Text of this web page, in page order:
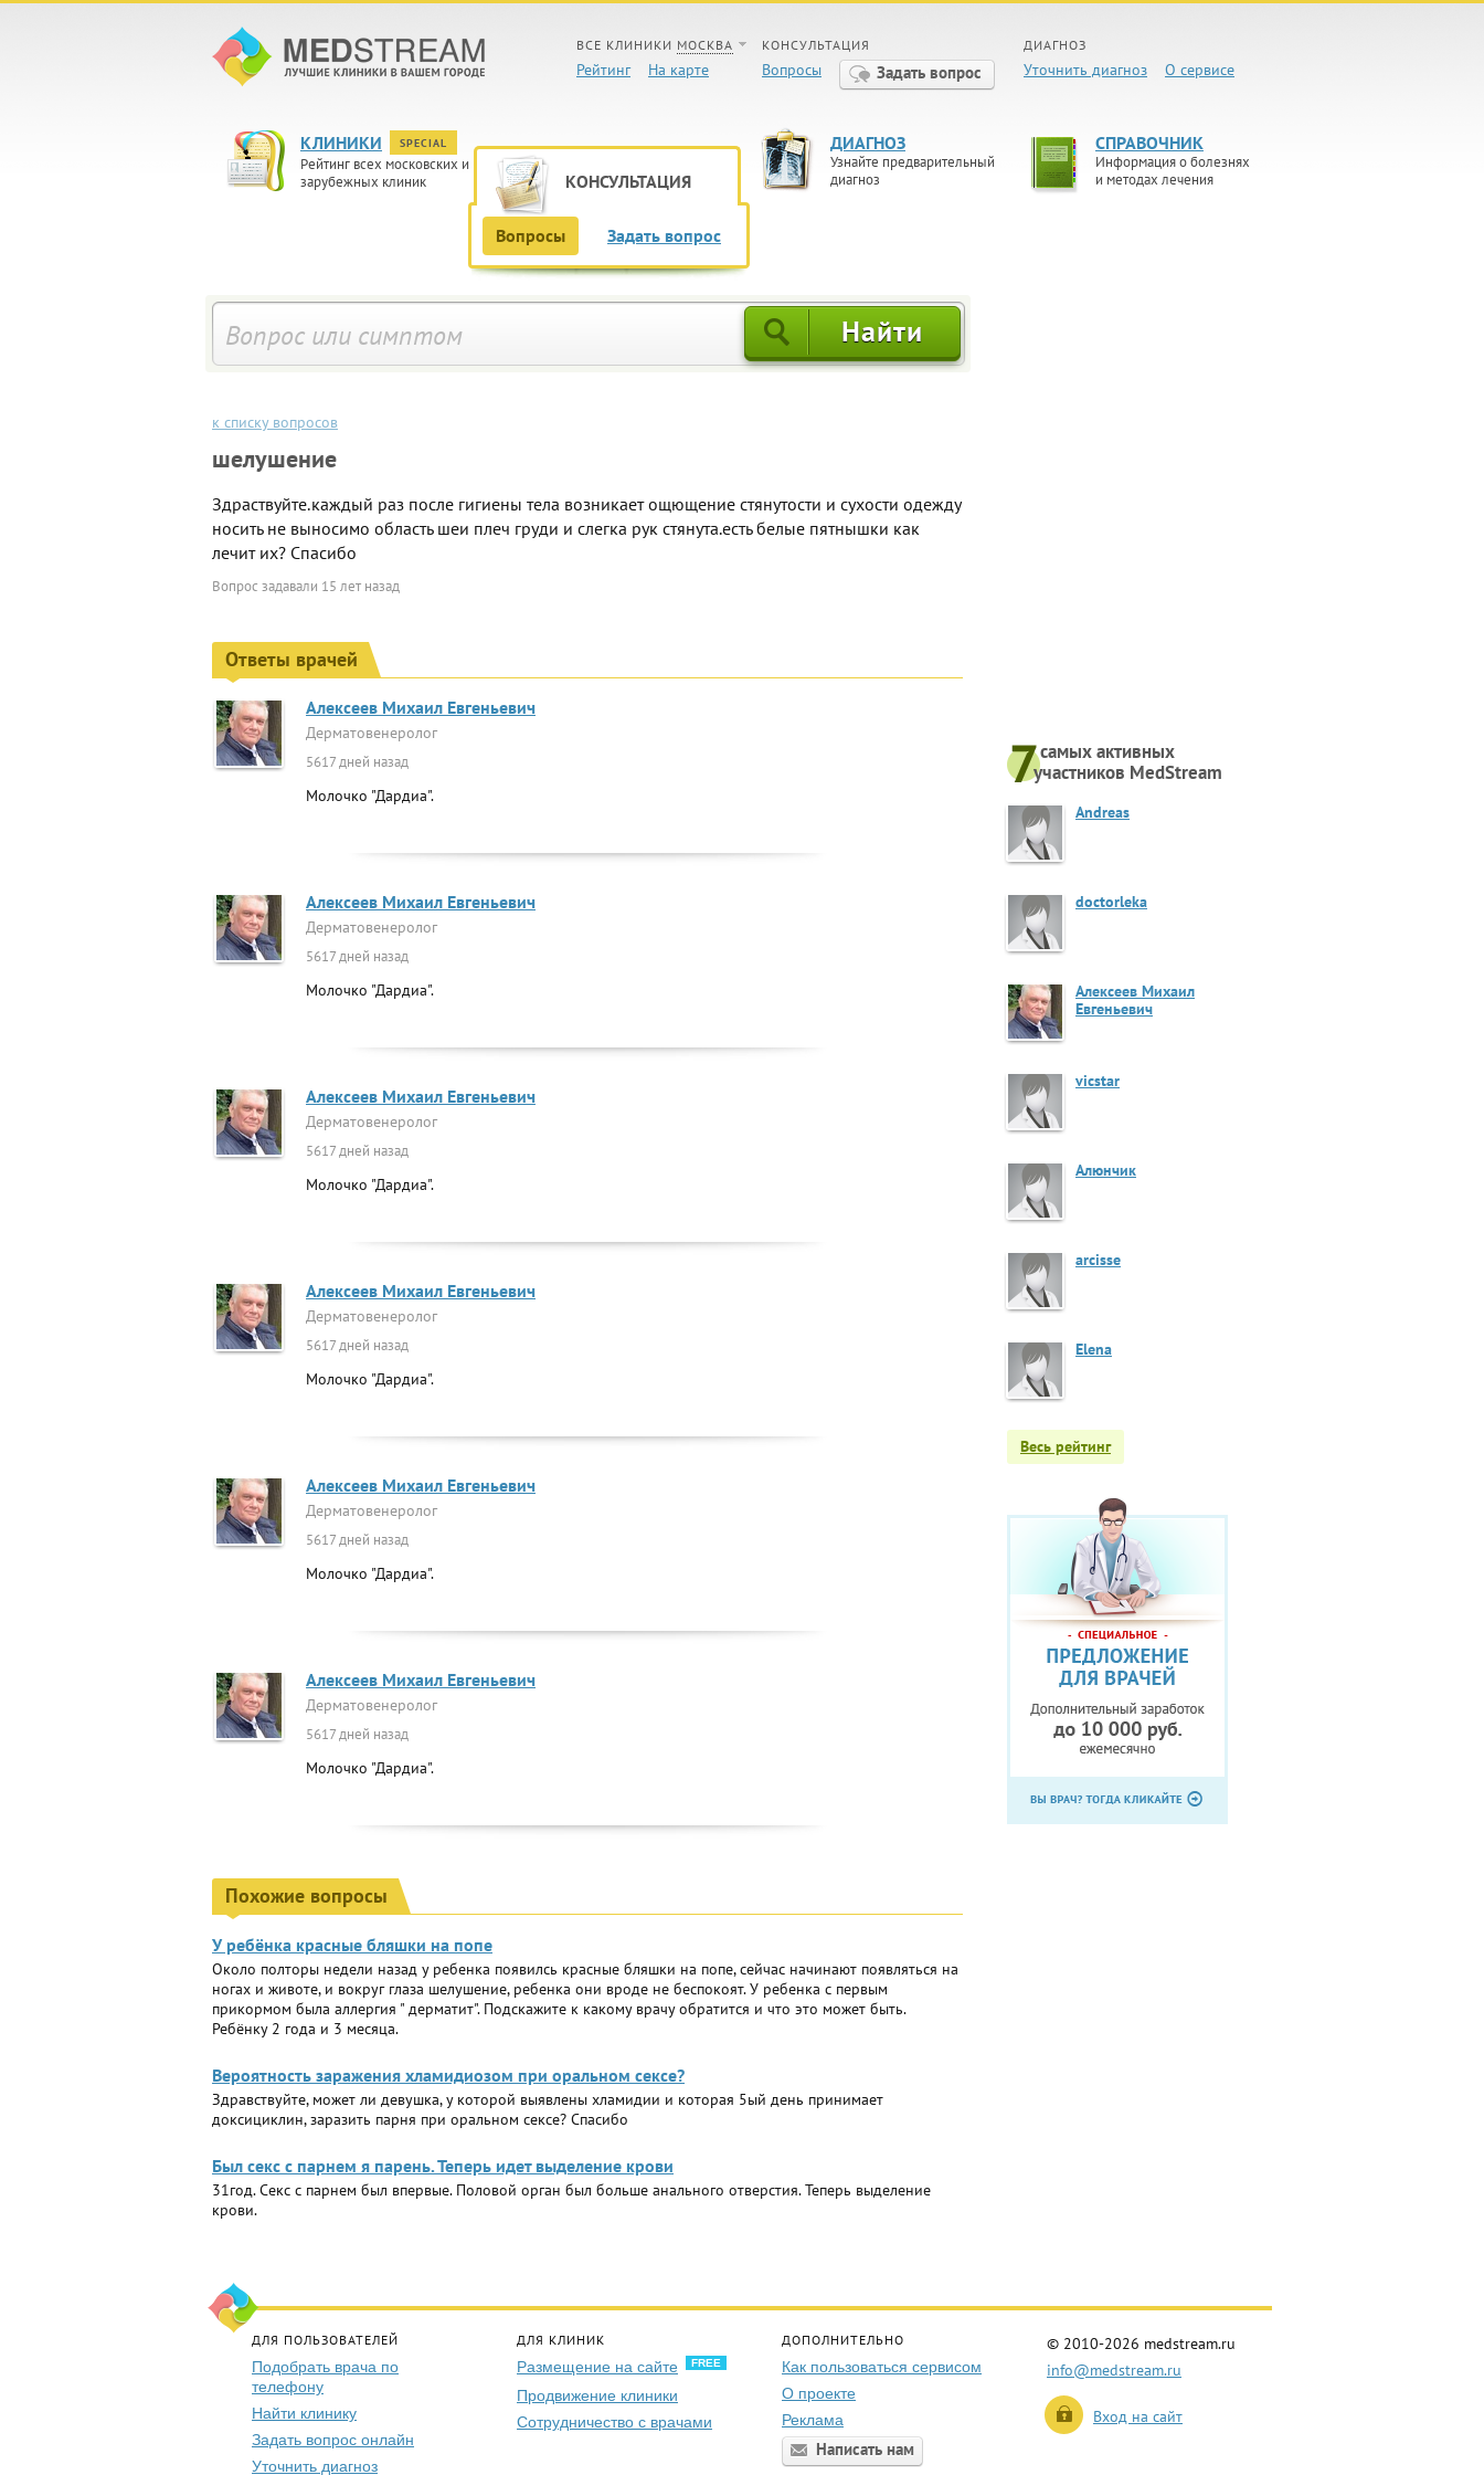
ВСЕ КЛИНИКИ МОСКВА
Рейтинг На карте
КОНСУЛЬТАЦИЯ
Вопросы Задать вопрос
ДИАГНОЗ
Уточнить диагноз О сервисе
КЛИНИКИ SPECIAL
Рейтинг всех московских и
зарубежных клиник
КОНСУЛЬТАЦИЯ
ДИАГНОЗ
Узнайте предварительный
диагноз
СПРАВОЧНИК
Информация о болезнях
и методах лечения
Вопросы Задать вопрос
к списку вопросов
шелушение
Здраствуйте.каждый раз после гигиены тела возникает ощющение стянутости и сухости одежду
носить не выносимо область шеи плеч груди и слегка рук стянута.есть белые пятнышки как
лечит их? Спасибо
Вопрос задавали 15 лет назад
Ответы врачей
Алексеев Михаил Евгеньевич
Дерматовенеролог
5617 дней назад
Молочко "Дардиа".
Алексеев Михаил Евгеньевич
Дерматовенеролог
5617 дней назад
Молочко "Дардиа".
Алексеев Михаил Евгеньевич
Дерматовенеролог
5617 дней назад
Молочко "Дардиа".
Алексеев Михаил Евгеньевич
Дерматовенеролог
5617 дней назад
Молочко "Дардиа".
Алексеев Михаил Евгеньевич
Дерматовенеролог
5617 дней назад
Молочко "Дардиа".
Алексеев Михаил Евгеньевич
Дерматовенеролог
5617 дней назад
Молочко "Дардиа".
Похожие вопросы
У ребёнка красные бляшки на попе
Около полторы недели назад у ребенка появилсь красные бляшки на попе, сейчас начинают появляться на
ногах и животе, и вокруг глаза шелушение, ребенка они вроде не беспокоят. У ребенка с первым
прикормом была аллергия " дерматит". Подскажите к какому врачу обратится и что это может быть.
Ребёнку 2 года и 3 месяца.
Вероятность заражения хламидиозом при оральном сексе?
Здравствуйте, может ли девушка, у которой выявлены хламидии и которая 5ый день принимает
доксициклин, заразить парня при оральном сексе? Спасибо
Был секс с парнем я парень. Теперь идет выделение крови
31год. Секс с парнем был впервые. Половой орган был больше анального отверстия. Теперь выделение
крови.
самых активныx
участников MedStream
Andreas
doctorleka
Алексеев Михаил
Евгеньевич
vicstar
Алюнчик
arcisse
Elena
Весь рейтинг
ДЛЯ ПОЛЬЗОВАТЕЛЕЙ
Подобрать врача по
телефону
Найти клинику
Задать вопрос онлайн
Уточнить диагноз
ДЛЯ КЛИНИК
Размещение на сайте FREE
Продвижение клиники
Сотрудничество с врачами
ДОПОЛНИТЕЛЬНО
Как пользоваться сервисом
О проекте
Реклама
Написать нам
© 2010-2026 medstream.ru
info@medstream.ru
Вход на сайт